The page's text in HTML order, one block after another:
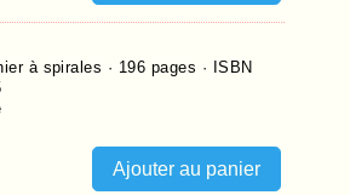
à spirales · 196 pages ·
ISBN